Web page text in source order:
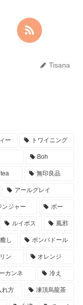
Tisana
ー トワイニング
Boh
無印良品
アールグレイ
ンジャー ボー
ルイボス 風邪
癒し ポンパドール
ン オレンジ
カンネ 冷え
れ方 凍頂烏龍茶